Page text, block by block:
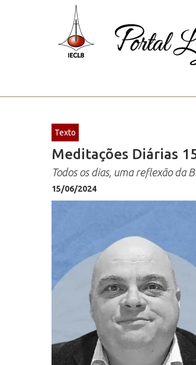
Texto
Meditações Diárias
Todos os dias, uma reflexão da
15/06/2024